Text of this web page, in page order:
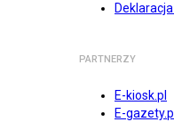
PARTNERZY
E-kiosk.pl
E-gazety.pl